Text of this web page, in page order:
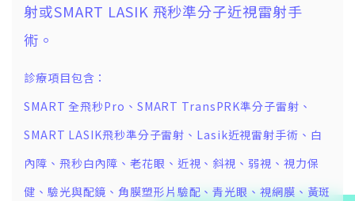
射或SMART LASIK 飛秒準分子近視雷射手
術。
診療項目包含：
SMART 全飛秒Pro、SMART TransPRK準分子雷射、
SMART LASIK飛秒準分子雷射、Lasik近視雷射手術、白
內障、飛秒白內障、老花眼、近視、斜視、弱視、視力保
健、驗光與配鏡、角膜塑形片驗配、青光眼、視網膜、黃斑